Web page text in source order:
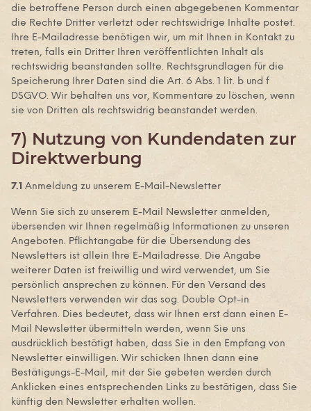
die betroffene Person durch einen abgegebenen Kommentar
die Rechte Dritter verletzt oder rechtswidrige Inhalte postet.
Ihre E-Mailadresse benötigen wir, um mit Ihnen in Kontakt zu
treten, falls ein Dritter Ihren veröffentlichten Inhalt als
rechtswidrig beanstanden sollte. Rechtsgrundlagen für die
Speicherung Ihrer Daten sind die Art. 6 Abs. 1 lit. b und f
DSGVO. Wir behalten uns vor, Kommentare zu löschen, wenn
sie von Dritten als rechtswidrig beanstandet werden.
7) Nutzung von Kundendaten zur
Direktwerbung
7.1 Anmeldung zu unserem E-Mail-Newsletter
Wenn Sie sich zu unserem E-Mail Newsletter anmelden,
übersenden wir Ihnen regelmäßig Informationen zu unseren
Angeboten. Pflichtangabe für die Übersendung des
Newsletters ist allein Ihre E-Mailadresse. Die Angabe
weiterer Daten ist freiwillig und wird verwendet, um Sie
persönlich ansprechen zu können. Für den Versand des
Newsletters verwenden wir das sog. Double Opt-in
Verfahren. Dies bedeutet, dass wir Ihnen erst dann einen E-
Mail Newsletter übermitteln werden, wenn Sie uns
ausdrücklich bestätigt haben, dass Sie in den Empfang von
Newsletter einwilligen. Wir schicken Ihnen dann eine
Bestätigungs-E-Mail, mit der Sie gebeten werden durch
Anklicken eines entsprechenden Links zu bestätigen, dass Sie
künftig den Newsletter erhalten wollen.